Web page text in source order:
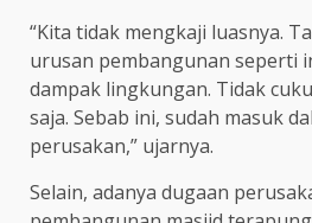
“Kita tidak mengkaji luasnya.
urusan pembangunan seperti
dampak lingkungan. Tidak
saja. Sebab ini, sudah masuk
perusakan,” ujarnya.
Selain, adanya dugaan